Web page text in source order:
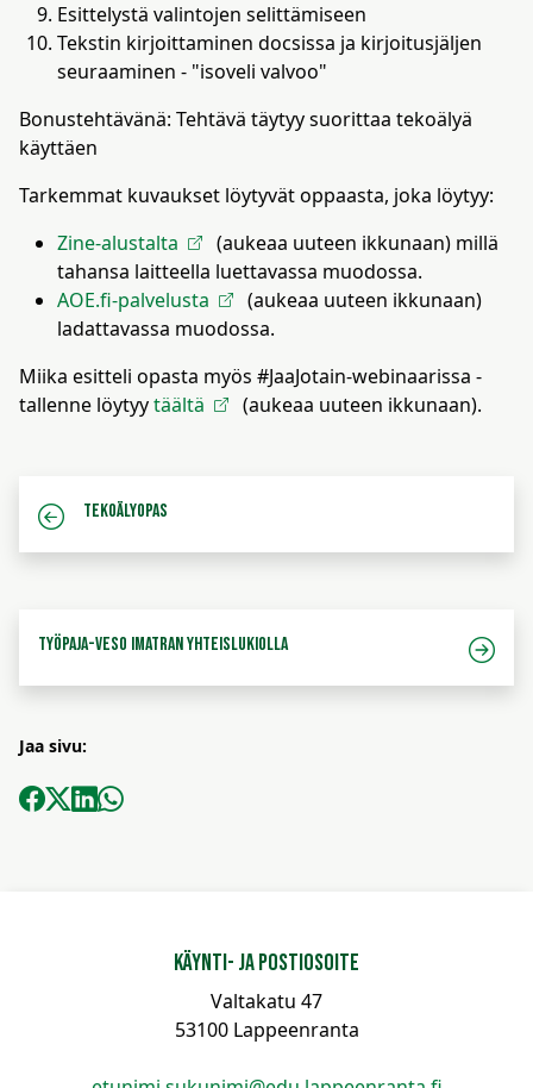
Esittelystä valintojen selittämiseen
Tekstin kirjoittaminen docsissa ja kirjoitusjäljen
seuraaminen - "isoveli valvoo"
Bonustehtävänä: Tehtävä täytyy suorittaa tekoälyä
käyttäen
Tarkemmat kuvaukset löytyvät oppaasta, joka löytyy:
Zine-alustalta
(aukeaa uuteen ikkunaan) millä
tahansa laitteella luettavassa muodossa.
AOE.fi-palvelusta
(aukeaa uuteen ikkunaan)
ladattavassa muodossa.
Miika esitteli opasta myös #JaaJotain-webinaarissa -
tallenne löytyytäältä (aukeaa uuteen ikkunaan).
Tekoälyopas
Työpaja-VESO Imatran yhteislukiolla
Jaa sivu:
Käynti- ja postiosoite
Valtakatu 47
53100 Lappeenranta